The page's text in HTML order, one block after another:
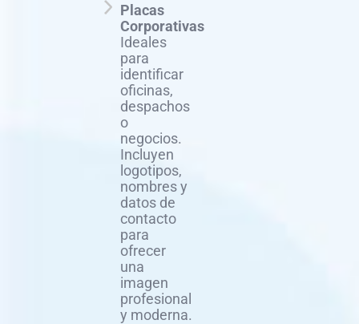
Placas
Corporativas
Ideales
para
identificar
oficinas,
despachos
o
negocios.
Incluyen
logotipos,
nombres y
datos de
contacto
para
ofrecer
una
imagen
profesional
y moderna.